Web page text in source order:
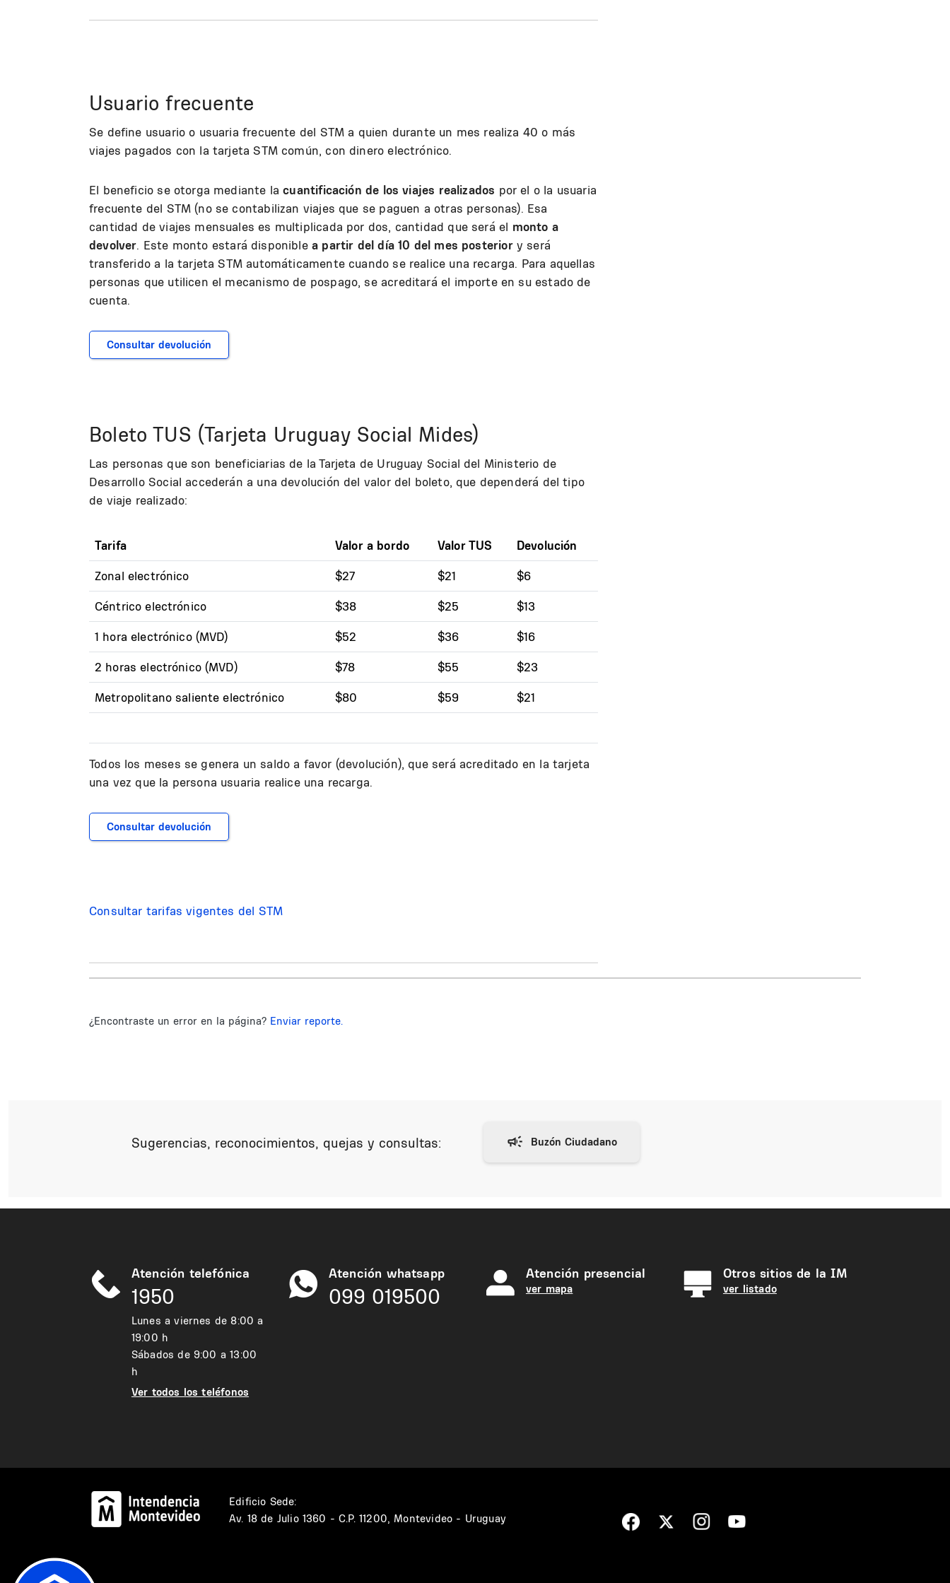
Usuario frecuente
Se define usuario o usuaria frecuente del STM a quien durante un mes realiza 40 o más
viajes pagados con la tarjeta STM común, con dinero electrónico.
El beneficio se otorga mediante lacuantificación de los viajes realizados por el o la usuaria
frecuente del STM (no se contabilizan viajes que se paguen a otras personas). Esa
cantidad de viajes mensuales es multiplicada por dos, cantidad que será el monto a
devolver. Este monto estará disponiblea partir del día 10 del mes posteriory será
transferido a la tarjeta STM automáticamente cuando se realice una recarga. Para aquellas
personas que utilicen el mecanismo de pospago, se acreditará el importe en su estado de
cuenta.
Consultar devolución
Boleto TUS (Tarjeta Uruguay Social Mides)
Las personas que son beneficiarias de la Tarjeta de Uruguay Social del Ministerio de
Desarrollo Social accederán a una devolución del valor del boleto, que dependerá del tipo
de viaje realizado:
Tarifa Valor a bordo Valor TUS Devolución
Zonal electrónico $27 $21 $6
Céntrico electrónico $38 $25 $13
1 hora electrónico (MVD) $52 $36 $16
2 horas electrónico (MVD) $78 $55 $23
Metropolitano saliente electrónico $80 $59 $21
Todos los meses se genera un saldo a favor (devolución), que será acreditado en la tarjeta
una vez que la persona usuaria realice una recarga.
Consultar devolución
Consultar tarifas vigentes del STM
¿Encontraste un error en la página? Enviar reporte.
Sugerencias, reconocimientos, quejas y consultas:
Atención telefónica
1950
Lunes a viernes de 8:00 a
19:00 h
Sábados de 9:00 a 13:00
h
Ver todos los teléfonos
Atención whatsapp
099 019500
Atención presencial
ver mapa
Otros sitios de la IM
ver listado
Edificio Sede:
Av. 18 de Julio 1360 - C.P. 11200, Montevideo - Uruguay